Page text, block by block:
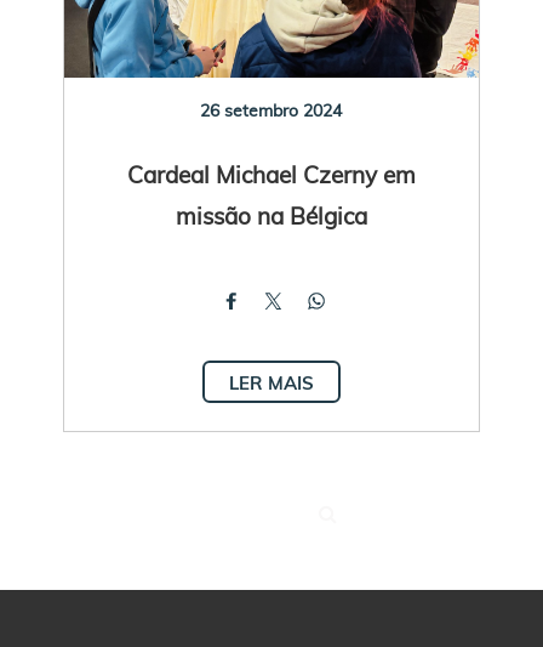
26 setembro 2024
Cardeal Michael Czerny em
missão na Bélgica
LER MAIS